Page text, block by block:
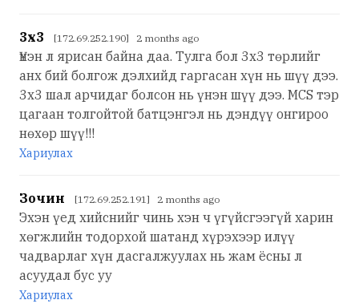
3х3 [172.69.252.190] 2 months ago
Үнэн л ярисан байна даа. Тулга бол 3х3 төрлийг
анх бий болгож дэлхийд гаргасан хүн нь шүү дээ.
3x3 шал арчидаг болсон нь үнэн шүү дээ. MCS тэр
цагаан толгойтой батцэнгэл нь дэндүү онгироо
нөхөр шүү!!!
Хариулах
Зочин [172.69.252.191] 2 months ago
Эхэн үед хийснийг чинь хэн ч үгүйсгээгүй харин
хөгжлийн тодорхой шатанд хүрэхээр илүү
чадварлаг хүн дасгалжуулах нь жам ёсны л
асуудал бус уу
Хариулах